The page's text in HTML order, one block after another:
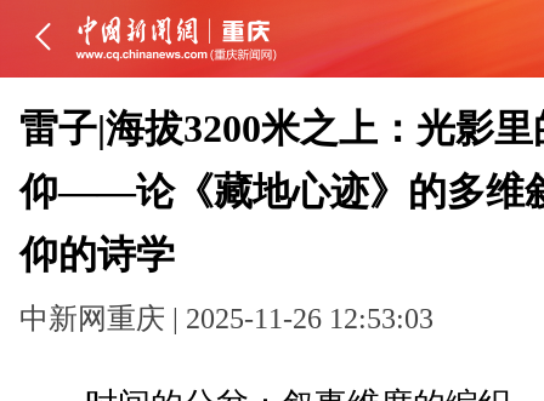
雷子|海拔3200米之上：光影
仰——论《藏地心迹》的多维
仰的诗学
中新网重庆 | 2025-11-26 12:53:03